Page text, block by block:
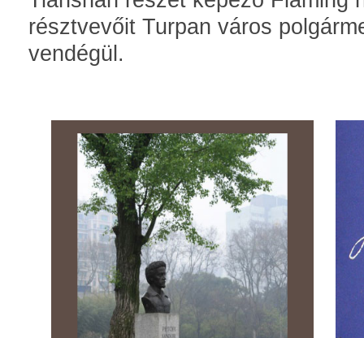
résztvevőit Turpan város
vendégül.